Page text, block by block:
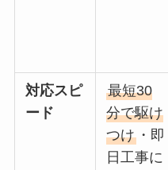
対応スピ
ード
最短30
分で駆け
つけ ・即
日工事に